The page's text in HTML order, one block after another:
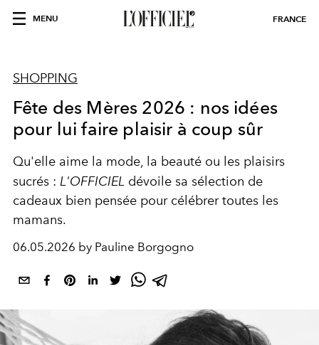
MENU FRANCE
SHOPPING
Fête des Mères 2026 : nos idées
pour lui faire plaisir à coup sûr
Qu'elle aime la mode, la beauté ou les plaisirs
sucrés : L'OFFICIEL dévoile sa sélection de
cadeaux bien pensée pour célébrer toutes les
mamans.
06.05.2026 by Pauline Borgogno